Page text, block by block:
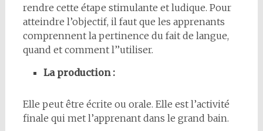
rendre cette étape stimulante et ludique. Pour
atteindre l’objectif, il faut que les apprenants
comprennent la pertinence du fait de langue,
quand et comment l’’utiliser.
La production :
Elle peut être écrite ou orale. Elle est l’activité
finale qui met l’apprenant dans le grand bain.